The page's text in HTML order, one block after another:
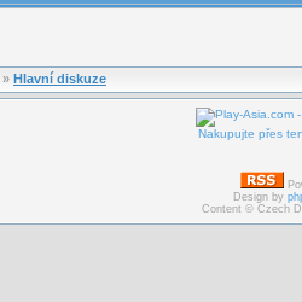
» Hlavní diskuze
Nakupujte přes
Design by
Content © Czech